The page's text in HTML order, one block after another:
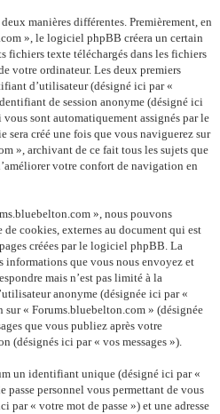
manières différentes. Premièrement, en
», le logiciel phpBB créera un certain
fichiers texte téléchargés dans les fichiers
votre ordinateur. Les deux premiers
d’utilisateur (désigné ici par «
de session anonyme (désigné ici
sont automatiquement assignés par le
créé une fois que vous naviguerez sur
», archivant de ce fait tous les sujets que
votre confort de navigation en
», nous pouvons
de cookies, externes au document qui est
créées par le logiciel phpBB. La
informations que vous nous envoyez et
mais n’est pas limité à la
anonyme (désignée ici par «
sur « Forums.bluebelton.com » (désignée
que vous publiez après votre
(désignés ici par « vos messages »).
un identifiant unique (désigné ici par «
passe personnel vous permettant de vous
par « votre mot de passe ») et une adresse